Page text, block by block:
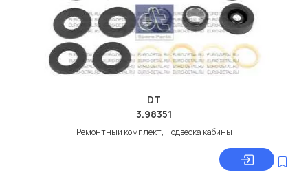
DT
3.98351
Ремонтный комплект, Подвеска кабины